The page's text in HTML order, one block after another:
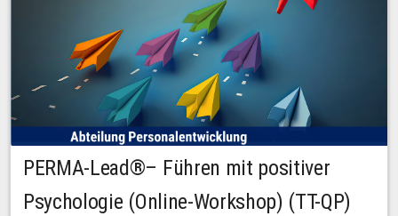
PERMA-Lead®– Führen mit positiver
Psychologie (Online-Workshop) (TT-QP)